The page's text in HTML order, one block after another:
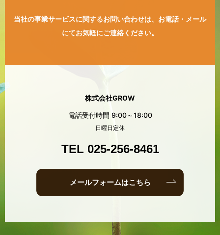
当社の事業サービスに関するお問い合わせは、 お電話・メール
にてお気軽にご連絡ください。
株式会社GROW
電話受付時間 9:00～18:00
日曜日定休
TEL 025-256-8461
メールフォームはこちら